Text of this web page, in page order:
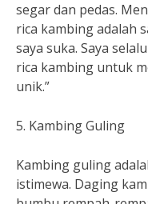
segar dan pedas.
rica kambing adalah
saya suka. Saya
rica kambing untuk
unik.”
5. Kambing Guling
Kambing guling
istimewa. Daging